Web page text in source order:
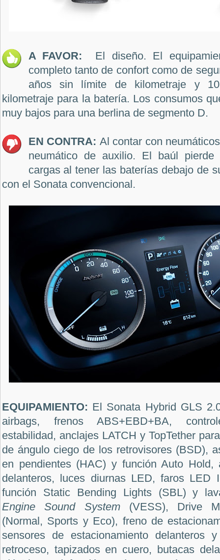
A FAVOR:
El diseño. El
completo tanto de confort como de
años sin límite de kilometraje y
kilometraje para la batería. Los consumos
muy bajos para una berlina de segmento D.
EN CONTRA: Al contar con
neumático de auxilio. El baúl pierde
cargas al tener las baterías debajo de
con el Sonata convencional.
EQUIPAMIENTO: El Sonata Hybrid GLS
airbags, frenos ABS+EBD+BA,
estabilidad, anclajes LATCH y TopTether
de ángulo ciego de los retrovisores (BSD),
en pendientes (HAC) y función Auto Hold,
delanteros, luces diurnas LED, faros LED
función Static Bending Lights (SBL) y
Engine Sound System(VESS), Drive
(Normal, Sports y Eco), freno de
sensores de estacionamiento delanteros
retroceso, tapizados en cuero, butacas